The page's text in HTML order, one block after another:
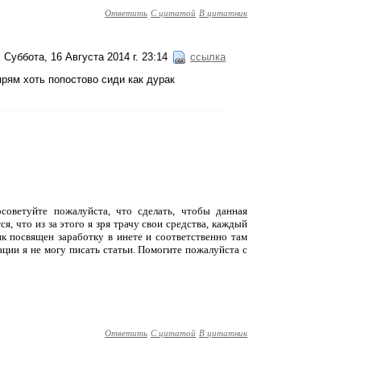
Ответить С цитатой В цитатник
Суббота, 16 Августа 2014 г. 23:14 ссылка
хоть попостово сиди как дурак
пожалуйста, что сделать, чтобы данная
что из за этого я зря трачу свои средства, каждый
заработку в инете и соответственно там
я не могу писать статьи. Помогите пожалуйста с
Ответить С цитатой В цитатник